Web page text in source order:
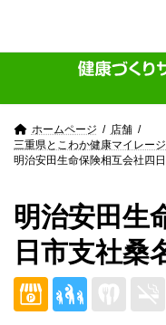
content
Navigation
ホームページ
店舗
三重県とこわか健康マイレー
明治安田生命保険相互会社四
明治安田生
日市支社桑